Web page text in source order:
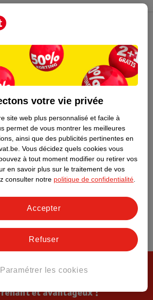
et avantageux !
votre vie privée
site web plus personnalisé et facile à
permet de vous montrer les meilleures
ainsi que des publicités pertinentes en
Vous décidez quels cookies vous
à tout moment modifier ou retirer vos
en savoir plus sur le traitement de vos
consulter notre politique de confidentialité
Paramétrer les cookies
Refuser
Accepter